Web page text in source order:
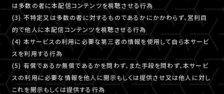
は多数の者に本配信コンテンツを視聴させる行為
(3) 不特定又は多数の者に対するものであるかにかかわらず、営利目
的で他人に本配信コンテンツを視聴させる行為
(4) 本サービスの利用に必要な第三者の情報を使用して自ら本サービ
スを利用する行為
(5) 有償であるか無償であるかを問わず、また手段を問わず、本サービ
スの利用に必要な情報を他人に開示もしくは提供させ又は他人に対し
これを開示もしくは提供する行為